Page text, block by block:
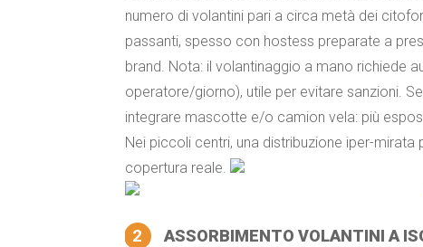
numero di volantini pari a circa metà dei
passanti, spesso con hostess preparate a
brand. Nota: il volantinaggio a mano richiede
operatore/giorno), utile per evitare sanzioni.
integrare mascotte e/o camion vela: più
Nei piccoli centri, una distribuzione iper-
copertura reale.
2 ASSORBIMENTO VOLANTINI A